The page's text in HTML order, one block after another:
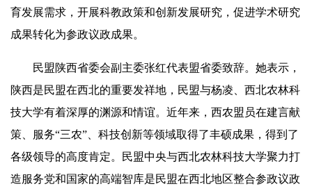
育发展需求，开展科教政策和创新发展研究，促进学术研究
成果转化为参政议政成果。
民盟陕西省委会副主委张红代表盟省委致辞。她表示，
陕西是民盟在西北的重要发祥地，民盟与杨凌、西北农林科
技大学有着深厚的渊源和情谊。近年来，西农盟员在建言献
策、服务“三农”、科技创新等领域取得了丰硕成果，得到了
各级领导的高度肯定。民盟中央与西北农林科技大学聚力打
造服务党和国家的高端智库是民盟在西北地区整合参政议政